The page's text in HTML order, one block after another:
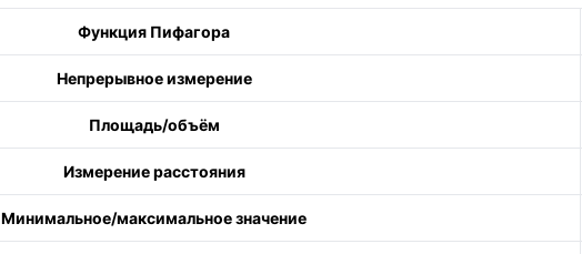
Функция Пифагора
Непрерывное измерение
Площадь/объём
Измерение расстояния
Минимальное/максимальное значение